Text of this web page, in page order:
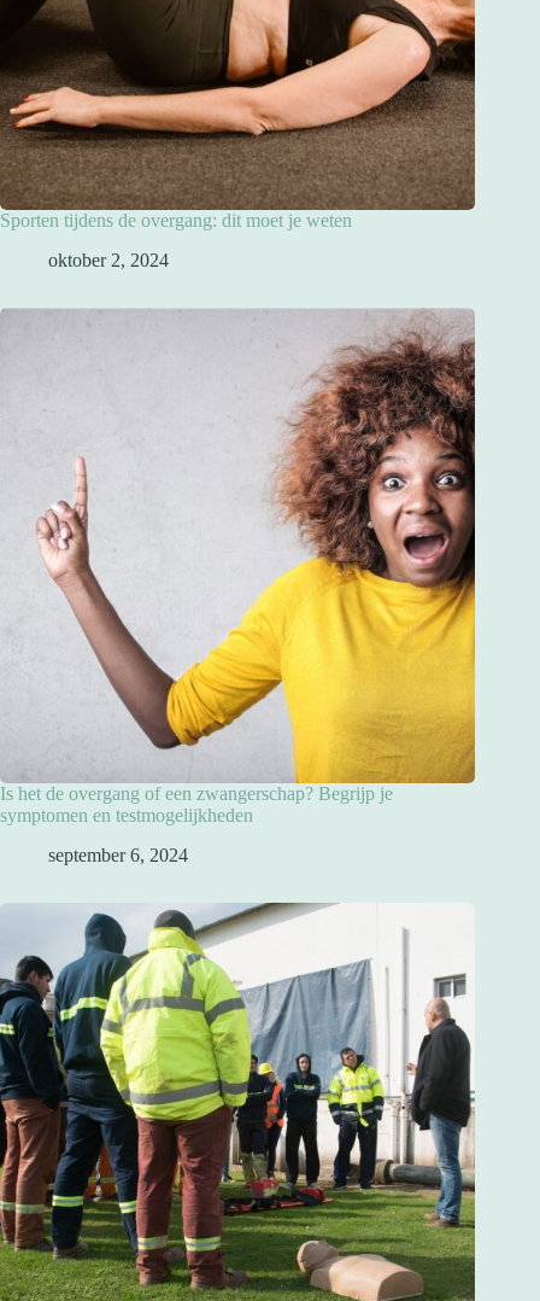
Sporten tijdens de overgang: dit moet je weten
oktober 2, 2024
Is het de overgang of een zwangerschap? Begrijp je
symptomen en testmogelijkheden
september 6, 2024